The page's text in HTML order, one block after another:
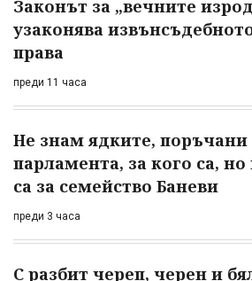
Законът за „вечните
узаконява
права
преди 11 часа
Не знам ядките, поръчани
парламента, за кого са,
са за семейство Баневи
преди 3 часа
С разбит череп, черен и